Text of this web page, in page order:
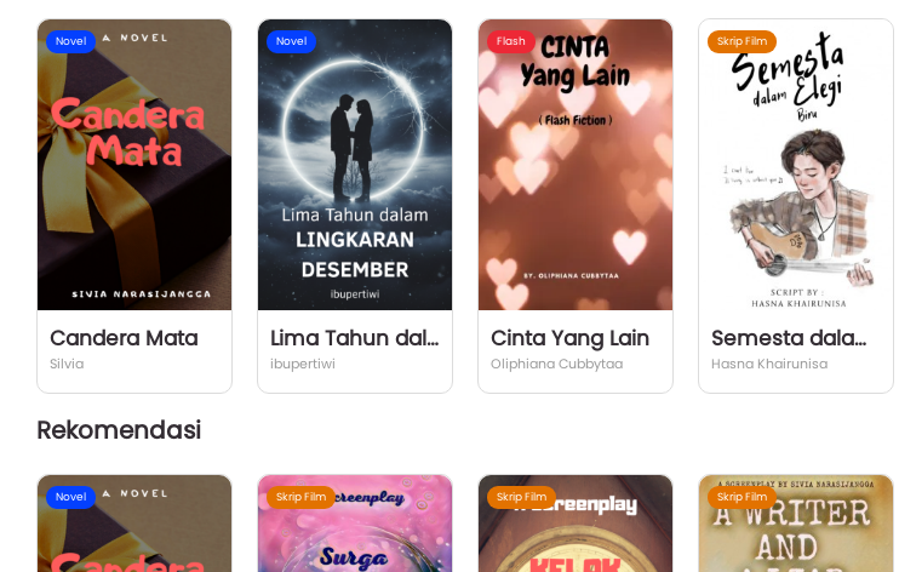
Novel
Candera Mata
Silvia
Novel
Lima Tahun dalam Lingkaran Desember
ibupertiwi
Flash
Cinta Yang Lain
Oliphiana Cubbytaa
Skrip Film
Semesta dalam Elegi Biru
Hasna Khairunisa
Rekomendasi
Novel Skrip Film Skrip Film Skrip Film